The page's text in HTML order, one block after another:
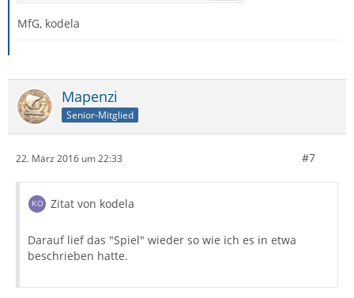
MfG, kodela
Mapenzi
Senior-Mitglied
22. März 2016 um 22:33 #7
Zitat von kodela
Darauf lief das "Spiel" wieder so wie ich es in etwa
beschrieben hatte.